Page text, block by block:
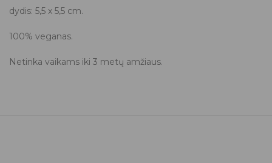
dydis: 5,5 x 5,5 cm.
100% veganas.
Netinka vaikams iki 3 metų amžiaus.